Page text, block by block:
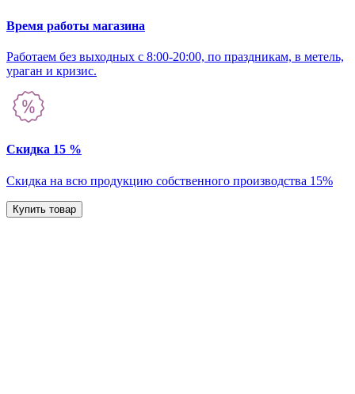
Время работы магазина
Работаем без выходных с 8:00-20:00, по праздникам, в метель,
ураган и кризис.
Скидка 15 %
Скидка на всю продукцию собственного производства 15%
Купить товар